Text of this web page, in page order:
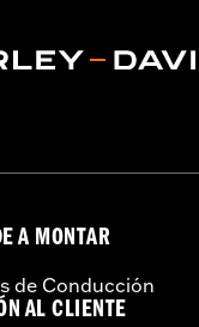
embalaje:
A MONTAR
de Conducción
AL CLIENTE